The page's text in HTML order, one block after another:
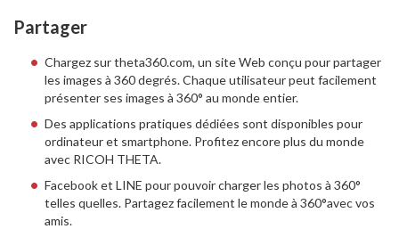
Partager
Chargez sur theta360.com, un site Web conçu pour partager
les images à 360 degrés. Chaque utilisateur peut facilement
présenter ses images à 360° au monde entier.
Des applications pratiques dédiées sont disponibles pour
ordinateur et smartphone. Profitez encore plus du monde
avec RICOH THETA.
Facebook et LINE pour pouvoir charger les photos à 360°
telles quelles. Partagez facilement le monde à 360°avec vos
amis.